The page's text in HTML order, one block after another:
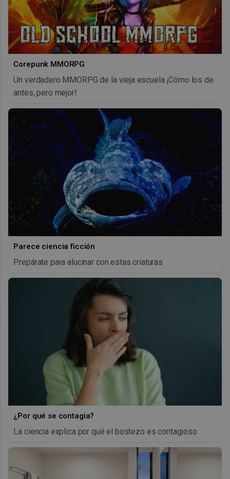
Corepunk MMORPG
Un verdadero MMORPG de la vieja escuela ¡Cómo los de
antes, pero mejor!
Parece ciencia ficción
Prepárate para alucinar con estas criaturas
¿Por qué se contagia?
La ciencia explica por qué el bostezo es contagioso